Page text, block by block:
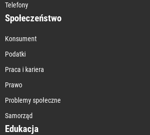
Telefony
Społeczeństwo
Konsument
Podatki
Praca i kariera
Prawo
Problemy społeczne
Samorząd
Edukacja